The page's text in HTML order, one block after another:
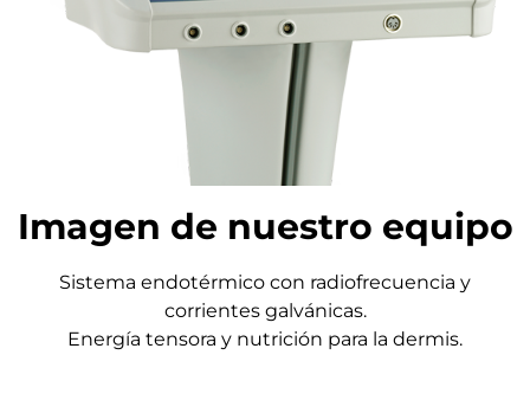
Imagen de nuestro equipo
Sistema endotérmico con radiofrecuencia y
corrientes galvánicas.
Energía tensora y nutrición para la dermis.